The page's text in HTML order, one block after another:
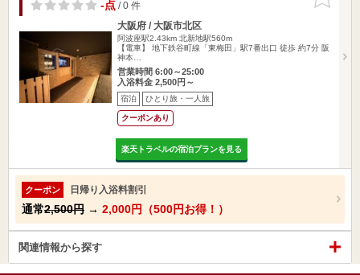
-点/ 0 件
大阪府 / 大阪市北区
阿波座駅2.43km 北新地駅560m
【電車】 地下鉄谷町線「東梅田」駅7番出口 徒歩 約7分 阪
神本…
営業時間 6:00～25:00
入浴料金 2,500円～
宿泊 ひとり旅・一人旅
クーポンあり
楽天トラベルの宿泊プランを見る
クーポン 日帰り入浴料割引
通常2,500円 → 2,000円（500円お得！）
関連情報から探す